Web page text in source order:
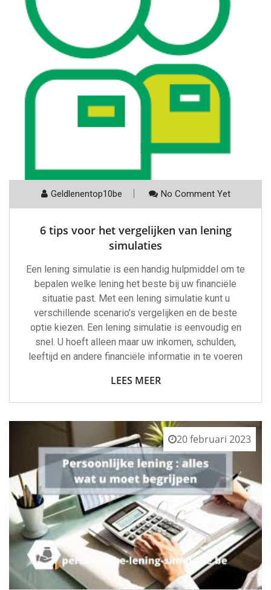
Geldlenentop10be No Comment Yet
6 tips voor het vergelijken van lening
simulaties
Een lening simulatie is een handig hulpmiddel om te
bepalen welke lening het beste bij uw financiële
situatie past. Met een lening simulatie kunt u
verschillende scenario’s vergelijken en de beste
optie kiezen. Een lening simulatie is eenvoudig en
snel. U hoeft alleen maar uw inkomen, schulden,
leeftijd en andere financiële informatie in te voeren
LEES MEER
20 februari 2023